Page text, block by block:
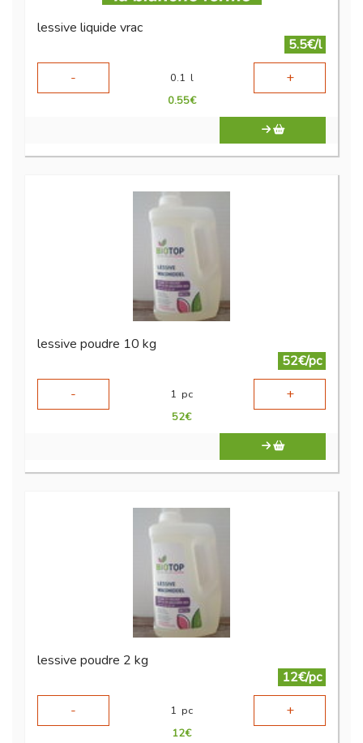
lessive liquide vrac
5.5€/l
-
0.1 l +
0.55€
lessive poudre 10 kg
52€/pc
-
1 pc +
52€
lessive poudre 2 kg
12€/pc
-
1 pc +
12€